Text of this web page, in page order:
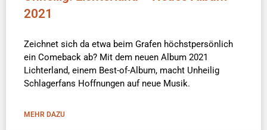
2021
Zeichnet sich da etwa beim Grafen höchstpersönlich
ein Comeback ab? Mit dem neuen Album 2021
Lichterland, einem Best-of-Album, macht Unheilig
Schlagerfans Hoffnungen auf neue Musik.
MEHR DAZU